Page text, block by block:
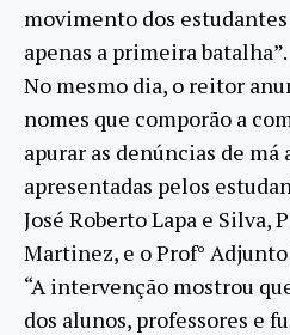
movimento dos
apenas a primeira batalha”.
No mesmo dia, o reitor
nomes que comporão a
apurar as denúncias de
apresentadas pelos
José Roberto Lapa e Silva,
Martinez, e o Prof°
“A intervenção mostrou
dos alunos, professores e